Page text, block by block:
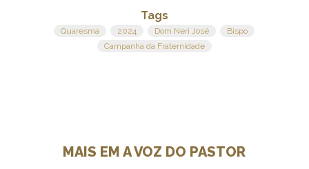
Tags
Quaresma 2024 Dom Neri José
Bispo
Campanha da Fraternidade
MAIS EM A VOZ DO PASTOR